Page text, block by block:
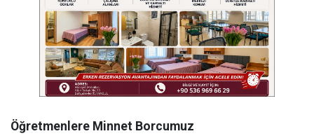
Öğretmenlere Minnet Borcumuz